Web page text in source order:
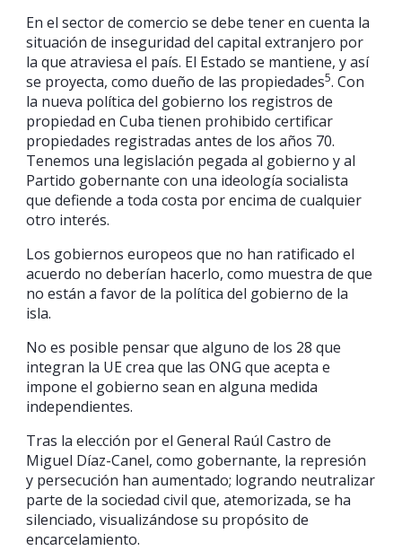
En el sector de comercio se debe tener en cuenta la
situación de inseguridad del capital extranjero por
la que atraviesa el país. El Estado se mantiene, y así
se proyecta, como dueño de las propiedades5. Con
la nueva política del gobierno los registros de
propiedad en Cuba tienen prohibido certificar
propiedades registradas antes de los años 70.
Tenemos una legislación pegada al gobierno y al
Partido gobernante con una ideología socialista
que defiende a toda costa por encima de cualquier
otro interés.
Los gobiernos europeos que no han ratificado el
acuerdo no deberían hacerlo, como muestra de que
no están a favor de la política del gobierno de la
isla.
No es posible pensar que alguno de los 28 que
integran la UE crea que las ONG que acepta e
impone el gobierno sean en alguna medida
independientes.
Tras la elección por el General Raúl Castro de
Miguel Díaz-Canel, como gobernante, la represión
y persecución han aumentado; logrando neutralizar
parte de la sociedad civil que, atemorizada, se ha
silenciado, visualizándose su propósito de
encarcelamiento.